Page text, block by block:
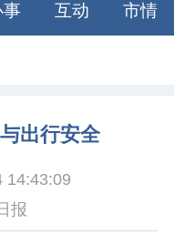
事 互动 市情
出行安全
14:43:09
报